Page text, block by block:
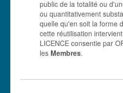
public de la totalité ou
ou quantitativement
quelle qu'en soit la forme
cette réutilisation
LICENCE consentie par
les Membres.